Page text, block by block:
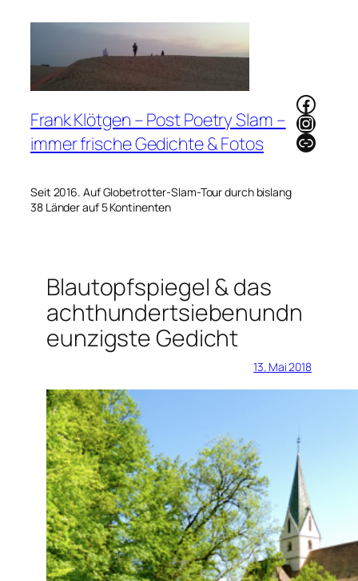
Frank Klötgen – Post Poetry Slam –
immer frische Gedichte & Fotos
Seit 2016. Auf Globetrotter-Slam-Tour durch bislang
38 Länder auf 5 Kontinenten
Link
Blautopfspiegel & das
achthundertsiebenundn
eunzigste Gedicht
13. Mai 2018